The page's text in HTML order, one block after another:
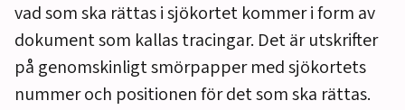
vad som ska rättas i sjökortet kommer i form av
dokument som kallas tracingar. Det är utskrifter
på genomskinligt smörpapper med sjökortets
nummer och positionen för det som ska rättas.